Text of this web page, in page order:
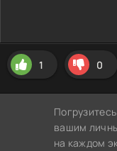
1 0
вашим
на каждом